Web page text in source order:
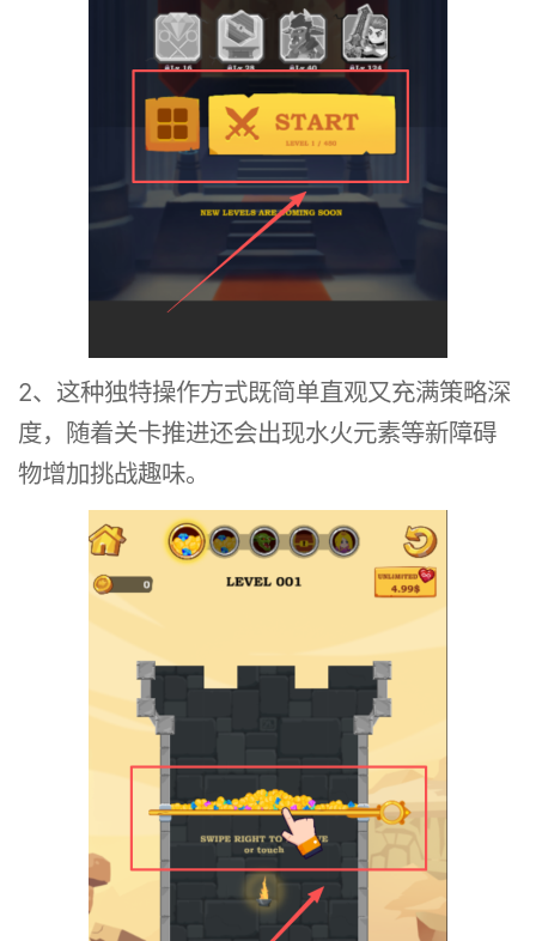
2、这种独特操作方式既简单直观又充满策略深
度，随着关卡推进还会出现水火元素等新障碍
物增加挑战趣味。